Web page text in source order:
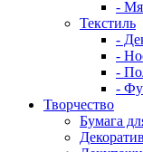
-
Текстиль
-
-
-
-
Творчество
Бумага